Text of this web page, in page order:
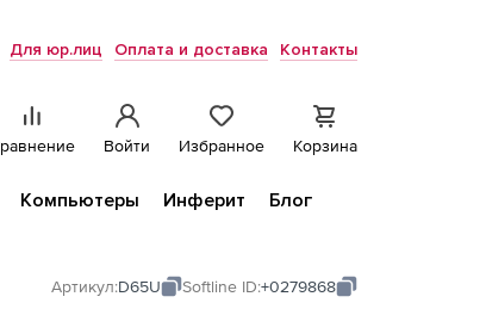
Для юр.лиц Оплата и доставка Контакты
Войти Избранное Корзина
Компьютеры Инферит
Блог
Артикул:D65U Softline ID:+0279868